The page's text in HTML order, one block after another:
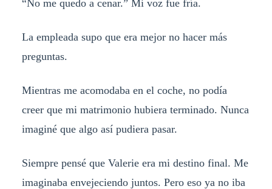
“No me quedo a cenar.” Mi voz fue fría.
La empleada supo que era mejor no hacer más
preguntas.
Mientras me acomodaba en el coche, no podía
creer que mi matrimonio hubiera terminado. Nunca
imaginé que algo así pudiera pasar.
Siempre pensé que Valerie era mi destino final. Me
imaginaba envejeciendo juntos. Pero eso ya no iba